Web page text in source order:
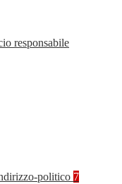
responsabile
politico 7